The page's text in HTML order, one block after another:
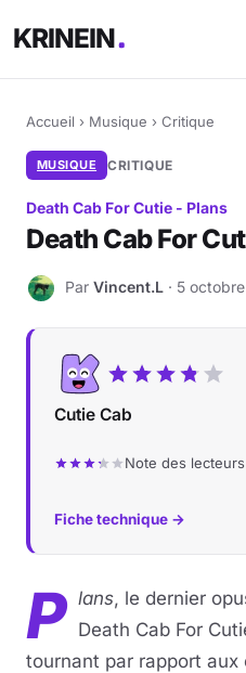
KRINEIN
Accueil › Musique › Critique
MUSIQUE CRITIQUE
Death Cab For Cutie - Plans
Death Cab For
V Par Vincent.L · 5
Cutie Cab
Note des lecteurs
Fiche technique →
P lans, le dernier
Death Cab For
tournant par rapport